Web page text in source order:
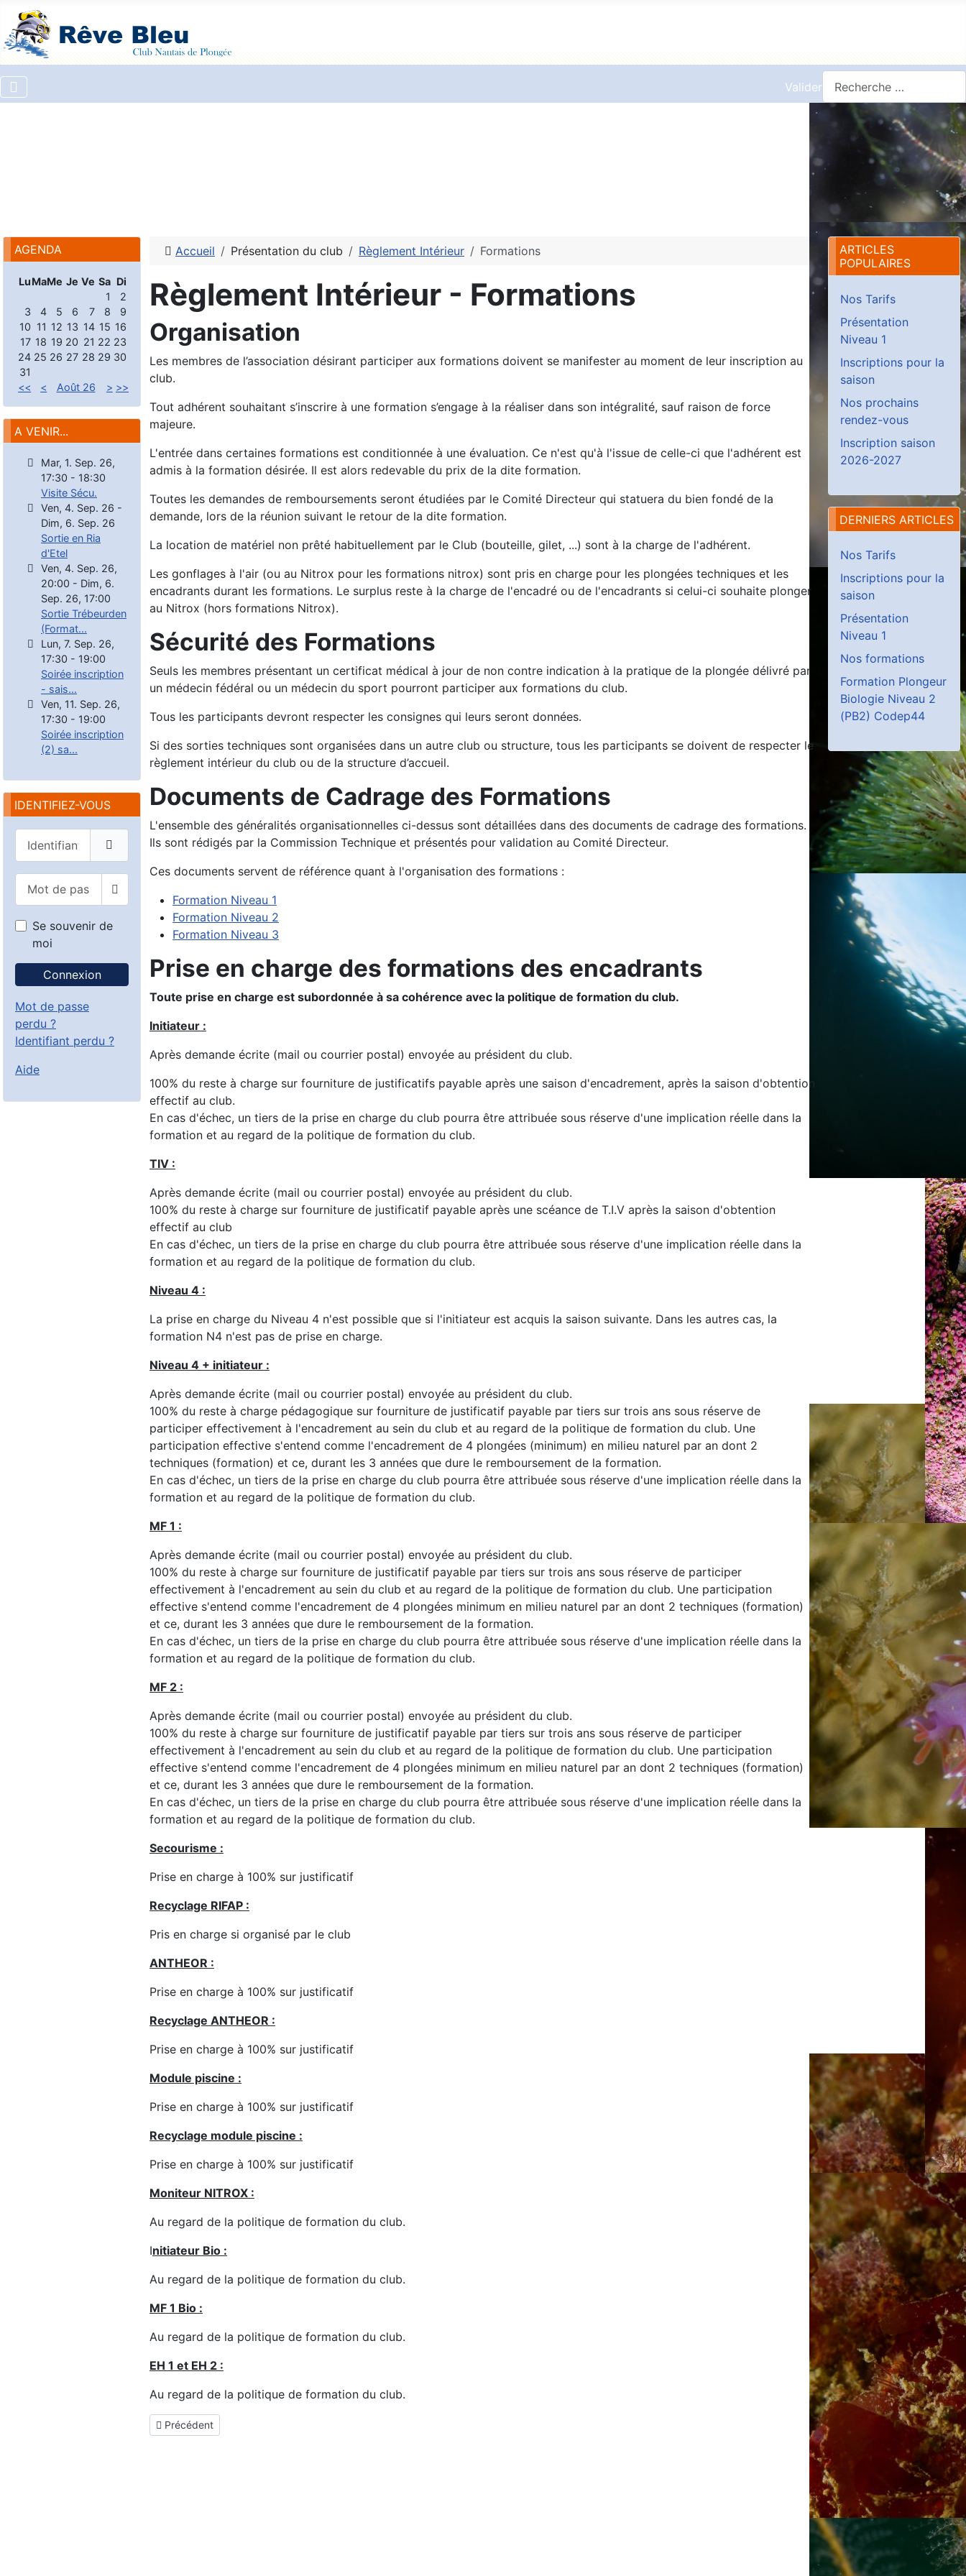
Valider
AGENDA
LuMaMe Je Ve Sa Di
1
2
3
4 5 6 7 8
9
10 11 12 13 14 15 16
17 18 19 20 21 22 23
24 25 26 27 28 29 30
31
<<
< Août 26 > >>
A VENIR...
Mar, 1. Sep. 26,
17:30 - 18:30
Visite Sécu.
Ven, 4. Sep. 26 -
Dim, 6. Sep. 26
Sortie en Ria
d'Etel
Ven, 4. Sep. 26,
20:00 - Dim, 6.
Sep. 26, 17:00
Sortie Trébeurden
(Format...
Lun, 7. Sep. 26,
17:30 - 19:00
Soirée inscription
- sais...
Ven, 11. Sep. 26,
17:30 - 19:00
Soirée inscription
(2) sa...
IDENTIFIEZ-VOUS
Afficher le mot de passe
Se souvenir de
moi
Connexion
Mot de passe
perdu ?
Identifiant perdu ?
Aide
Accueil Présentation du club Règlement Intérieur Formations
Règlement Intérieur - Formations
Organisation
Les membres de l’association désirant participer aux formations doivent se manifester au moment de leur inscription au
club.
Tout adhérent souhaitant s’inscrire à une formation s’engage à la réaliser dans son intégralité, sauf raison de force
majeure.
L'entrée dans certaines formations est conditionnée à une évaluation. Ce n'est qu'à l'issue de celle-ci que l'adhérent est
admis à la formation désirée. Il est alors redevable du prix de la dite formation.
Toutes les demandes de remboursements seront étudiées par le Comité Directeur qui statuera du bien fondé de la
demande, lors de la réunion suivant le retour de la dite formation.
La location de matériel non prêté habituellement par le Club (bouteille, gilet, ...) sont à la charge de l'adhérent.
Les gonflages à l'air (ou au Nitrox pour les formations nitrox) sont pris en charge pour les plongées techniques et les
encadrants durant les formations. Le surplus reste à la charge de l'encadré ou de l'encadrants si celui-ci souhaite plonger
au Nitrox (hors formations Nitrox).
Sécurité des Formations
Seuls les membres présentant un certificat médical à jour de non contre indication à la pratique de la plongée délivré par
un médecin fédéral ou un médecin du sport pourront participer aux formations du club.
Tous les participants devront respecter les consignes qui leurs seront données.
Si des sorties techniques sont organisées dans un autre club ou structure, tous les participants se doivent de respecter le
règlement intérieur du club ou de la structure d’accueil.
Documents de Cadrage des Formations
L'ensemble des généralités organisationnelles ci-dessus sont détaillées dans des documents de cadrage des formations.
Ils sont rédigés par la Commission Technique et présentés pour validation au Comité Directeur.
Ces documents servent de référence quant à l'organisation des formations :
Formation Niveau 1
Formation Niveau 2
Formation Niveau 3
Prise en charge des formations des encadrants
Toute prise en charge est subordonnée à sa cohérence avec la politique de formation du club.
Initiateur :
Après demande écrite (mail ou courrier postal) envoyée au président du club.
100% du reste à charge sur fourniture de justificatifs payable après une saison d'encadrement, après la saison d'obtention
effectif au club.
En cas d'échec, un tiers de la prise en charge du club pourra être attribuée sous réserve d'une implication réelle dans la
formation et au regard de la politique de formation du club.
TIV :
Après demande écrite (mail ou courrier postal) envoyée au président du club.
100% du reste à charge sur fourniture de justificatif payable après une scéance de T.I.V après la saison d'obtention
effectif au club
En cas d'échec, un tiers de la prise en charge du club pourra être attribuée sous réserve d'une implication réelle dans la
formation et au regard de la politique de formation du club.
Niveau 4 :
La prise en charge du Niveau 4 n'est possible que si l'initiateur est acquis la saison suivante. Dans les autres cas, la
formation N4 n'est pas de prise en charge.
Niveau 4 + initiateur :
Après demande écrite (mail ou courrier postal) envoyée au président du club.
100% du reste à charge pédagogique sur fourniture de justificatif payable par tiers sur trois ans sous réserve de
participer effectivement à l'encadrement au sein du club et au regard de la politique de formation du club. Une
participation effective s'entend comme l'encadrement de 4 plongées (minimum) en milieu naturel par an dont 2
techniques (formation) et ce, durant les 3 années que dure le remboursement de la formation.
En cas d'échec, un tiers de la prise en charge du club pourra être attribuée sous réserve d'une implication réelle dans la
formation et au regard de la politique de formation du club.
MF 1 :
Après demande écrite (mail ou courrier postal) envoyée au président du club.
100% du reste à charge sur fourniture de justificatif payable par tiers sur trois ans sous réserve de participer
effectivement à l'encadrement au sein du club et au regard de la politique de formation du club. Une participation
effective s'entend comme l'encadrement de 4 plongées minimum en milieu naturel par an dont 2 techniques (formation)
et ce, durant les 3 années que dure le remboursement de la formation.
En cas d'échec, un tiers de la prise en charge du club pourra être attribuée sous réserve d'une implication réelle dans la
formation et au regard de la politique de formation du club.
MF 2 :
Après demande écrite (mail ou courrier postal) envoyée au président du club.
100% du reste à charge sur fourniture de justificatif payable par tiers sur trois ans sous réserve de participer
effectivement à l'encadrement au sein du club et au regard de la politique de formation du club. Une participation
effective s'entend comme l'encadrement de 4 plongées minimum en milieu naturel par an dont 2 techniques (formation)
et ce, durant les 3 années que dure le remboursement de la formation.
En cas d'échec, un tiers de la prise en charge du club pourra être attribuée sous réserve d'une implication réelle dans la
formation et au regard de la politique de formation du club.
Secourisme :
Prise en charge à 100% sur justificatif
Recyclage RIFAP :
Pris en charge si organisé par le club
ANTHEOR :
Prise en charge à 100% sur justificatif
Recyclage ANTHEOR :
Prise en charge à 100% sur justificatif
Module piscine :
Prise en charge à 100% sur justificatif
Recyclage module piscine :
Prise en charge à 100% sur justificatif
Moniteur NITROX :
Au regard de la politique de formation du club.
Initiateur Bio :
Au regard de la politique de formation du club.
MF 1 Bio :
Au regard de la politique de formation du club.
EH 1 et EH 2 :
Au regard de la politique de formation du club.
Article précédent : Galerie Photos
Précédent
ARTICLES
POPULAIRES
Nos Tarifs
Présentation
Niveau 1
Inscriptions pour la
saison
Nos prochains
rendez-vous
Inscription saison
2026-2027
DERNIERS ARTICLES
Nos Tarifs
Inscriptions pour la
saison
Présentation
Niveau 1
Nos formations
Formation Plongeur
Biologie Niveau 2
(PB2) Codep44